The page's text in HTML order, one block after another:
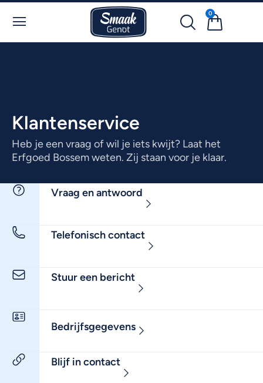
0
Klantenservice
Heb je een vraag of wil je iets kwijt? Laat het
Erfgoed Bossem weten. Zij staan voor je klaar.
Vraag en antwoord
Telefonisch contact
Stuur een bericht
Bedrijfsgegevens
Blijf in contact